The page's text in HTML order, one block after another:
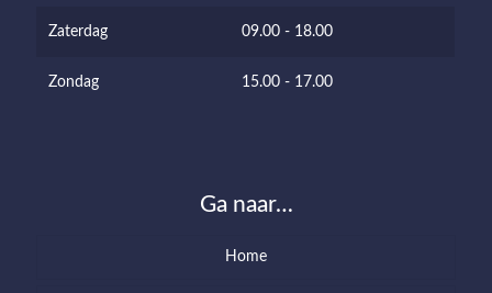
Zaterdag 09.00 - 18.00
Zondag 15.00 - 17.00
Ga naar…
Home